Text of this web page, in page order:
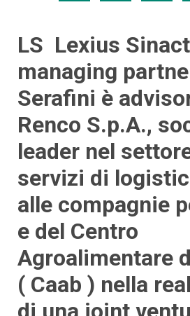
LS Lexius
managing
Serafini è
Renco S.p.A.,
leader nel
servizi di
alle compagnie
e del Centro
Agroalimentare
( Caab ) nella